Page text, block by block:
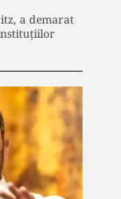
a demarat